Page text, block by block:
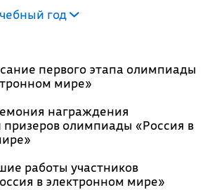
год
первого этапа олимпиады
мире»
награждения
призеров олимпиады «Россия в
работы участников
в электронном мире»